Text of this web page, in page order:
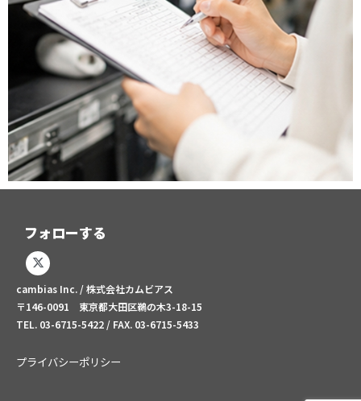
フォローする
X
-
t
w
i
t
t
cambias Inc. / 株式会社カムビアス
〒146-0091 東京都大田区鵜の木3-18-15
TEL. 03-6715-5422 / FAX. 03-6715-5433
プライバシーポリシー